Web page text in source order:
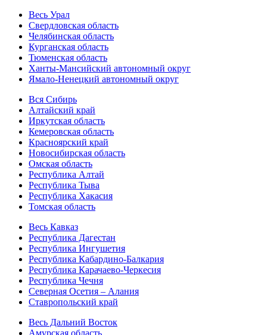
Весь Урал
Свердловская область
Челябинская область
Курганская область
Тюменская область
Ханты-Мансийский автономный округ
Ямало-Ненецкий автономный округ
Вся Сибирь
Алтайский край
Иркутская область
Кемеровская область
Красноярский край
Новосибирская область
Омская область
Республика Алтай
Республика Тыва
Республика Хакасия
Томская область
Весь Кавказ
Республика Дагестан
Республика Ингушетия
Республика Кабардино-Балкария
Республика Карачаево-Черкесия
Республика Чечня
Северная Осетия – Алания
Ставропольский край
Весь Дальний Восток
Амурская область